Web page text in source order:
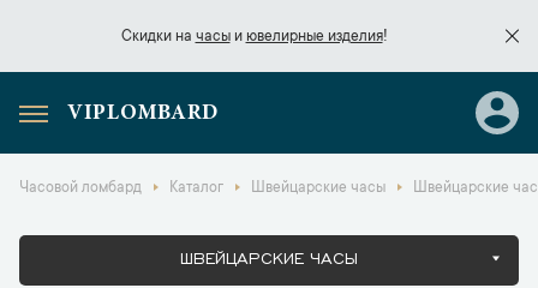
Скидки на часыи ювелирные изделия!
Скидки начасы
VIPLOMBARD
Часовой ломбард Каталог Швейцарские часы Швейцарские
ШВЕЙЦАРСКИЕ ЧАСЫ